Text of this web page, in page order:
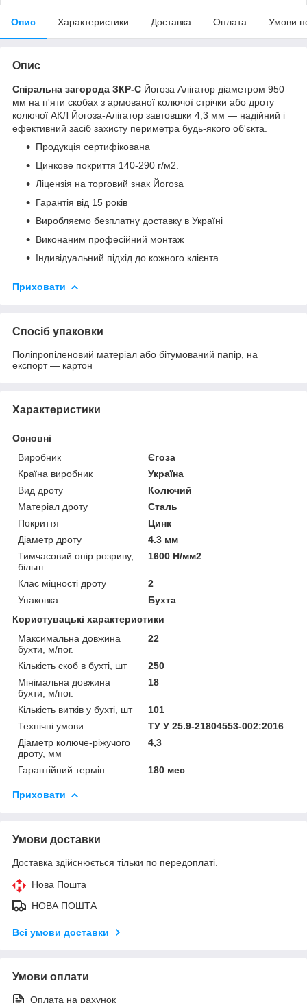
Опис Характеристики Доставка Оплата Умови
Опис
Спіральна загорода ЗКР-С Йогоза Алігатор діаметром 950
мм на п'яти скобах з армованої колючої стрічки або дроту
колючої АКЛ Йогоза-Алігатор завтовшки 4,3 мм — надійний і
ефективний засіб захисту периметра будь-якого об'єкта.
Продукція сертифікована
Цинкове покриття 140-290 г/м2.
Ліцензія на торговий знак Йогоза
Гарантія від 15 років
Виробляємо безплатну доставку в Україні
Виконаним професійний монтаж
Індивідуальний підхід до кожного клієнта
Приховати
Спосіб упаковки
Поліпропіленовий матеріал або бітумований папір, на
експорт — картон
Характеристики
Основні
Виробник
Єгоза
Країна виробник
Україна
Вид дроту
Колючий
Матеріал дроту
Сталь
Покриття
Цинк
Діаметр дроту
4.3 мм
Тимчасовий опір розриву,
більш
1600 Н/мм2
Клас міцності дроту
2
Упаковка
Бухта
Користувацькі характеристики
Максимальна довжина
бухти, м/пог.
22
Кількість скоб в бухті, шт
250
Мінімальна довжина
бухти, м/пог.
18
Кількість витків у бухті, шт
101
Технічні умови
ТУ У 25.9-21804553-002:2016
Діаметр колюче-ріжучого
дроту, мм
4,3
Гарантійний термін 180 мес
Приховати
Умови доставки
Доставка здійснюється тільки по передоплаті.
Нова Пошта
НОВА ПОШТА
Всі умови доставки
Умови оплати
Оплата на рахунок